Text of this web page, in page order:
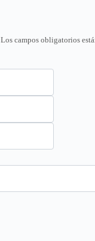
Los campos obligatorios